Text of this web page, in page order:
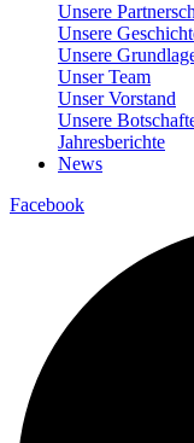
Unsere
Unsere
Unsere
Unser Team
Unser Vorstand
Unsere
Jahresberichte
News
Facebook